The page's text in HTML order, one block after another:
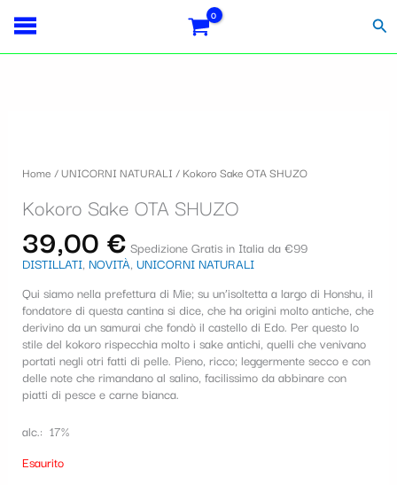
contenuto
Home /UNICORNI NATURALI / Kokoro Sake OTA SHUZO
Kokoro Sake OTA SHUZO
39,00 € Spedizione Gratis in Italia da €99
DISTILLATI, NOVITÀ, UNICORNI NATURALI
Qui siamo nella prefettura di Mie; su un’isoltetta a largo di Honshu, il
fondatore di questa cantina si dice, che ha origini molto antiche, che
derivino da un samurai che fondò il castello di Edo. Per questo lo
stile del kokoro rispecchia molto i sake antichi, quelli che venivano
portati negli otri fatti di pelle. Pieno, ricco; leggermente secco e con
delle note che rimandano al salino, facilissimo da abbinare con
piatti di pesce e carne bianca.
alc.: 17%
Esaurito
S
o
n
a
u
n
a
c
a
e
g
fiscale:
Carrello: